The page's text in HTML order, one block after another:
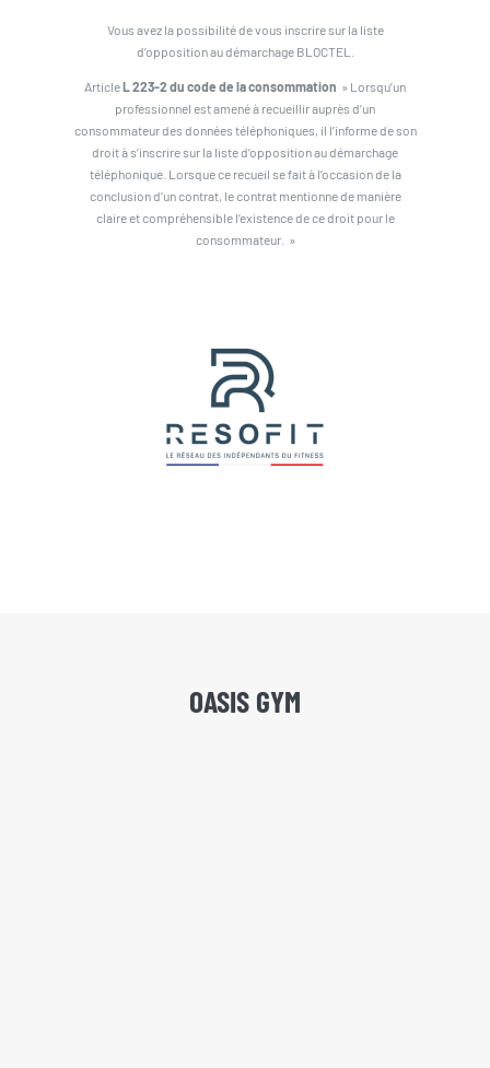
Vous avez la possibilité de vous inscrire sur la liste
d’opposition au démarchage BLOCTEL.
ArticleL 223-2 du code de la consommation » Lorsqu’un
professionnel est amené à recueillir auprès d’un
consommateur des données téléphoniques, il l’informe de son
droit à s’inscrire sur la liste d’opposition au démarchage
téléphonique. Lorsque ce recueil se fait à l’occasion de la
conclusion d’un contrat, le contrat mentionne de manière
claire et compréhensible l’existence de ce droit pour le
consommateur. »
OASIS GYM